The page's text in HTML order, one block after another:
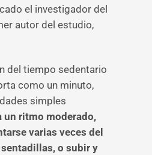
el investigador del
autor del estudio,
del tiempo sedentario
como un minuto,
simples
un ritmo moderado,
varias veces del
o subir y